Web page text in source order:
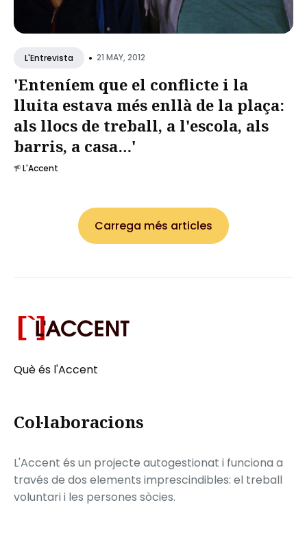
L'Entrevista • 21 MAY, 2012
'Enteníem que el conflicte i la
lluita estava més enllà de la plaça:
als llocs de treball, a l'escola, als
barris, a casa…'
L'Accent
Carrega més articles
Què és l'Accent
Col·laboracions
L'Accent és un projecte autogestionat i funciona a
través de dos elements imprescindibles: el treball
voluntari i les persones sòcies.